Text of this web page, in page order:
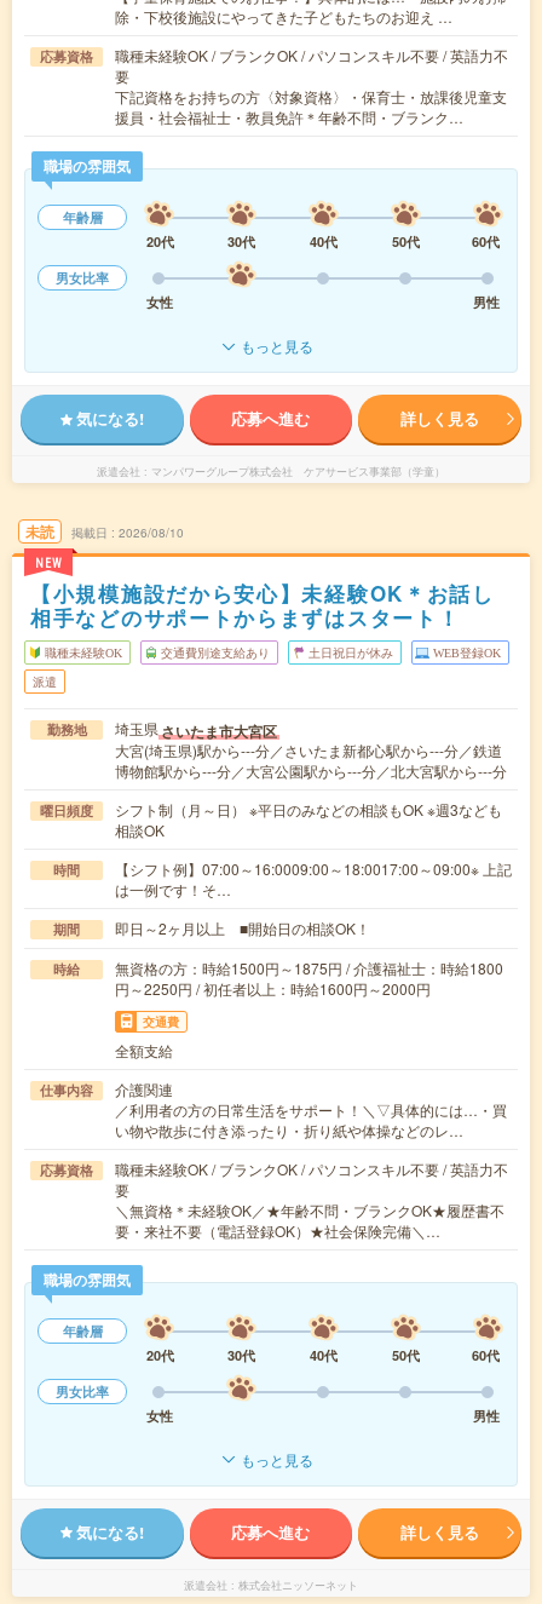
除・下校後施設にやってきた子どもたちのお迎え …
応募資格
職種未経験OK / ブランクOK / パソコンスキル不要 / 英語力不
要
下記資格をお持ちの方〈対象資格〉・保育士・放課後児童支
援員・社会福祉士・教員免許＊年齢不問・ブランク…
職場の雰囲気
年齢層
20代
30代 40代 50代
60代
男女比率
女性
男性
もっと見る
気になる! 応募へ進む 詳しく見る
派遣会社 マンパワーグループ株式会社 ケアサービス事業部（学童）
未読
NEW
掲載日 2026/08/10
【小規模施設だから安心】未経験OK＊お話し
相手などのサポートからまずはスタート！
職種未経験OK 交通費別途支給あり 土日祝日が休み WEB登録OK
派遣
勤務地 埼玉県さいたま市大宮区
大宮(埼玉県)駅から---分／さいたま新都心駅から---分／鉄道
博物館駅から---分／大宮公園駅から---分／北大宮駅から---分
曜日頻度
シフト制（月～日） ※平日のみなどの相談もOK ※週3なども
相談OK
時間
【シフト例】07:00～16:0009:00～18:0017:00～09:00※ 上記
は一例です！そ…
期間 即日～2ヶ月以上 ■開始日の相談OK！
時給
無資格の方：時給1500円～1875円 / 介護福祉士：時給1800
円～2250円 / 初任者以上：時給1600円～2000円
交通費
全額支給
仕事内容
介護関連
／利用者の方の日常生活をサポート！＼▽具体的には…・買
い物や散歩に付き添ったり・折り紙や体操などのレ…
応募資格
職種未経験OK / ブランクOK / パソコンスキル不要 / 英語力不
要
＼無資格＊未経験OK／★年齢不問・ブランクOK★履歴書不
要・来社不要（電話登録OK）★社会保険完備＼…
職場の雰囲気
年齢層
20代
30代 40代 50代
60代
男女比率
女性
男性
もっと見る
気になる! 応募へ進む 詳しく見る
派遣会社 株式会社ニッソーネット